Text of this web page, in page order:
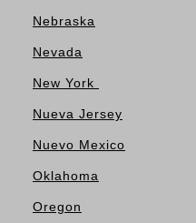
Nebraska
Nevada
New York
Nueva Jersey
Nuevo Mexico
Oklahoma
Oregon